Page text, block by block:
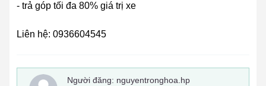
- trả góp tối đa 80% giá trị xe
Liên hệ: 0936604545
Người đăng: nguyentronghoa.hp